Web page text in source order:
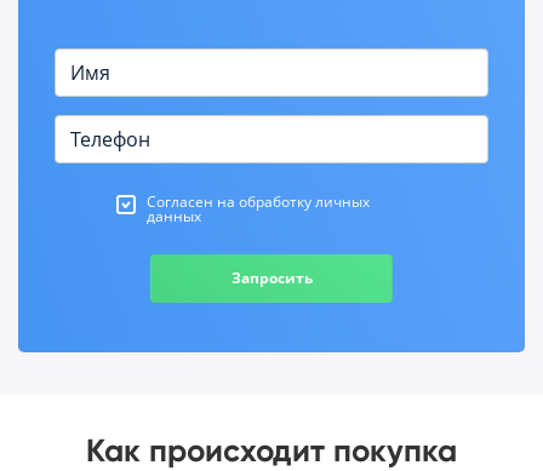
Согласен на обработку личных
данных
Запросить
Как происходит покупка